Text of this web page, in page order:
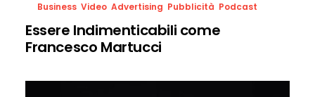
Business Video Advertising Pubblicità Podcast
Essere Indimenticabili come
Francesco Martucci